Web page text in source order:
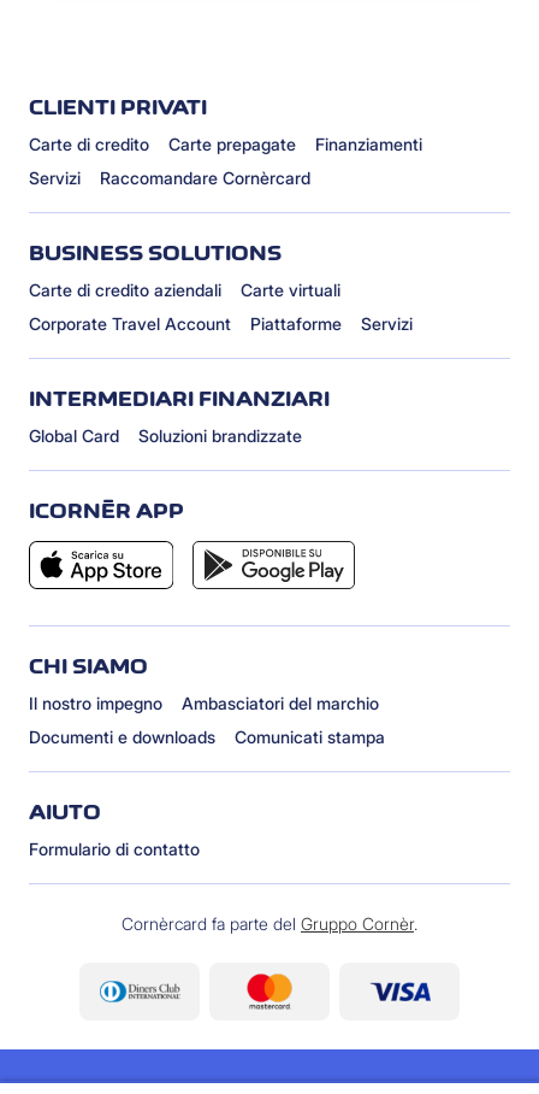
CLIENTI PRIVATI
Carte di credito Carte prepagate
Finanziamenti
Servizi
Raccomandare Cornèrcard
BUSINESS SOLUTIONS
Carte di credito aziendali
Carte virtuali
Corporate Travel Account
Piattaforme Servizi
INTERMEDIARI FINANZIARI
Global Card Soluzioni brandizzate
ICORNÈR APP
CHI SIAMO
Il nostro impegno
Ambasciatori del marchio
Documenti e downloads
Comunicati stampa
AIUTO
Formulario di contatto
Cornèrcard fa parte del Gruppo Cornèr.